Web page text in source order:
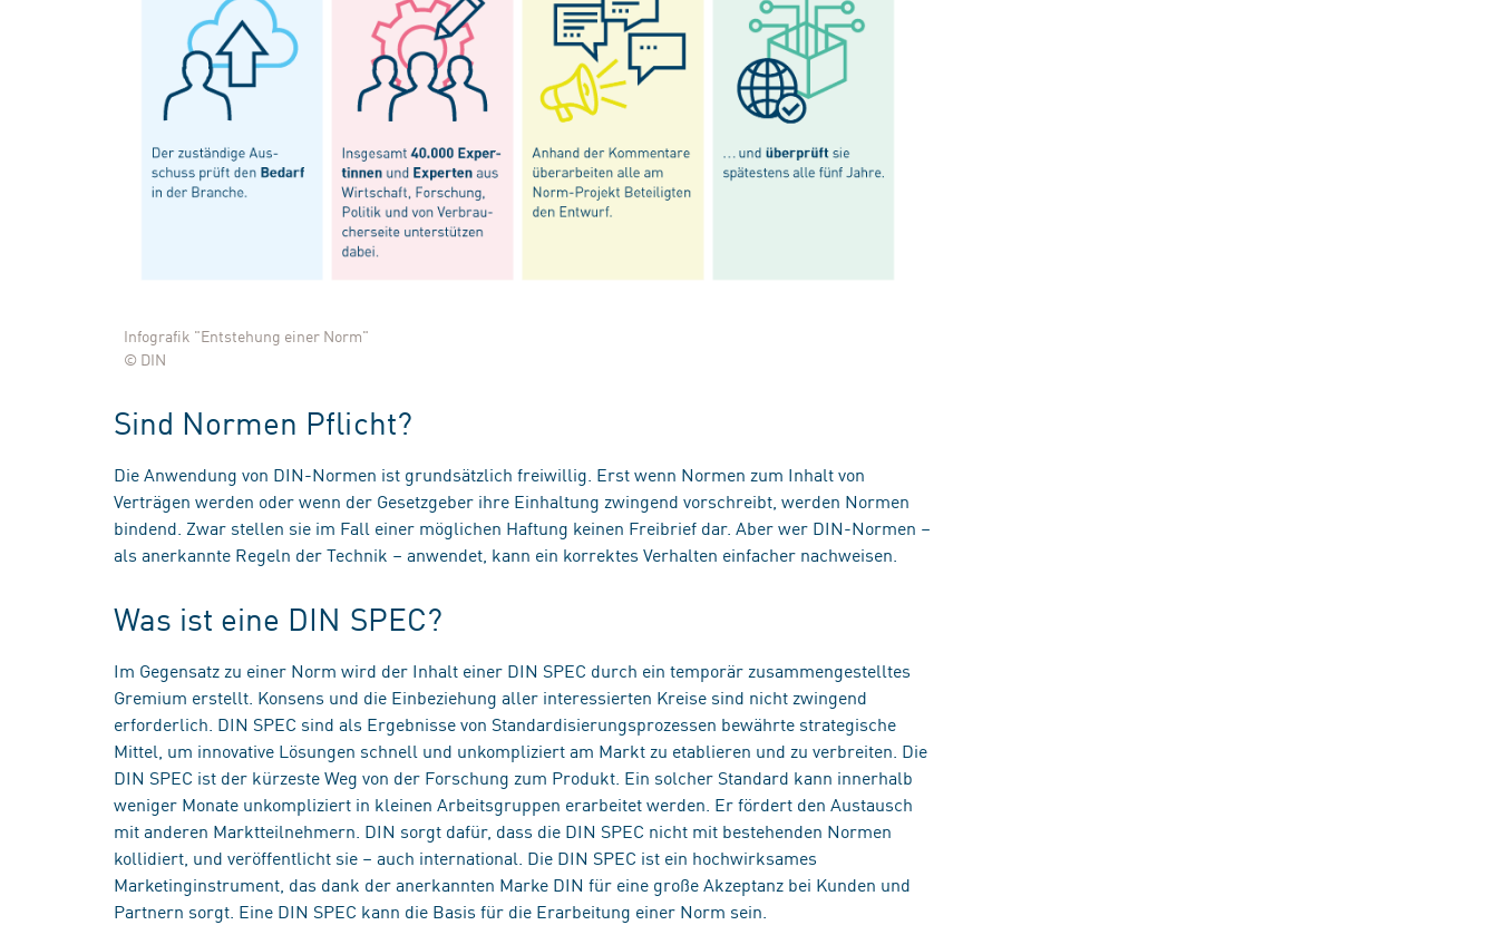
Infografik "Entstehung einer Norm"
© DIN
Sind Normen Pflicht?
Die Anwendung von DIN-Normen ist grundsätzlich freiwillig. Erst wenn Normen zum Inhalt von
Verträgen werden oder wenn der Gesetzgeber ihre Einhaltung zwingend vorschreibt, werden Normen
bindend. Zwar stellen sie im Fall einer möglichen Haftung keinen Freibrief dar. Aber wer DIN-Normen –
als anerkannte Regeln der Technik – anwendet, kann ein korrektes Verhalten einfacher nachweisen.
Was ist eine DIN SPEC?
Im Gegensatz zu einer Norm wird der Inhalt einer DIN SPEC durch ein temporär zusammengestelltes
Gremium erstellt. Konsens und die Einbeziehung aller interessierten Kreise sind nicht zwingend
erforderlich. DIN SPEC sind als Ergebnisse von Standardisierungsprozessen bewährte strategische
Mittel, um innovative Lösungen schnell und unkompliziert am Markt zu etablieren und zu verbreiten. Die
DIN SPEC ist der kürzeste Weg von der Forschung zum Produkt. Ein solcher Standard kann innerhalb
weniger Monate unkompliziert in kleinen Arbeitsgruppen erarbeitet werden. Er fördert den Austausch
mit anderen Marktteilnehmern. DIN sorgt dafür, dass die DIN SPEC nicht mit bestehenden Normen
kollidiert, und veröffentlicht sie – auch international. Die DIN SPEC ist ein hochwirksames
Marketinginstrument, das dank der anerkannten Marke DIN für eine große Akzeptanz bei Kunden und
Partnern sorgt. Eine DIN SPEC kann die Basis für die Erarbeitung einer Norm sein.